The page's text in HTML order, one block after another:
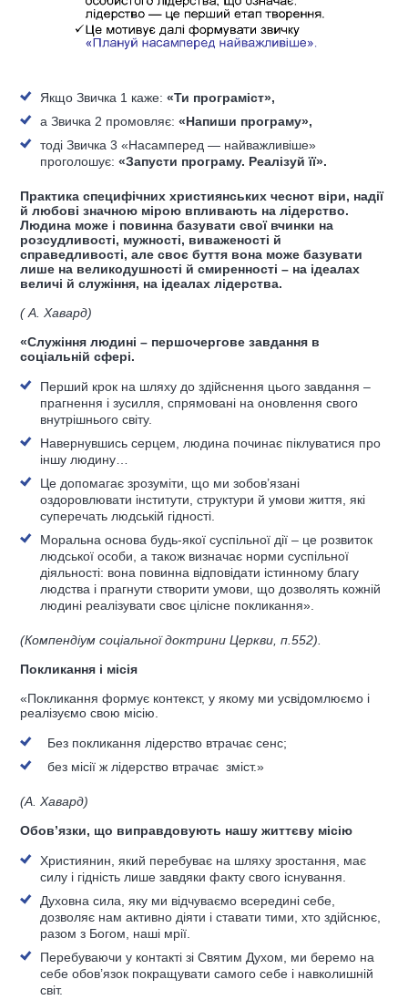
Якщо Звичка 1 каже: «Ти програміст»,
а Звичка 2 промовляє: «Напиши програму»,
тоді Звичка 3 «Насамперед — найважливіше»
проголошує: «Запусти програму. Реалізуй її».
Практика специфічних християнських чеснот віри, надії
й любові значною мірою впливають на лідерство.
Людина може і повинна базувати свої вчинки на
розсудливості, мужності, виваженості й
справедливості, але своє буття вона може базувати
лише на великодушності й смиренності – на ідеалах
величі й служіння, на ідеалах лідерства.
( А. Хавард)
«Служіння людині – першочергове завдання в
соціальній сфері.
Перший крок на шляху до здійснення цього завдання –
прагнення і зусилля, спрямовані на оновлення свого
внутрішнього світу.
Навернувшись серцем, людина починає піклуватися про
іншу людину…
Це допомагає зрозуміти, що ми зобов’язані
оздоровлювати інститути, структури й умови життя, які
суперечать людській гідності.
Моральна основа будь-якої суспільної дії – це розвиток
людської особи, а також визначає норми суспільної
діяльності: вона повинна відповідати істинному благу
людства і прагнути створити умови, що дозволять кожній
людині реалізувати своє цілісне покликання».
(Компендіум соціальної доктрини Церкви, п.552).
Покликання і місія
«Покликання формує контекст, у якому ми усвідомлюємо і
реалізуємо свою місію.
Без покликання лідерство втрачає сенс;
без місії ж лідерство втрачає зміст.»
(А. Хавард)
Обов’язки, що виправдовують нашу життєву місію
Християнин, який перебуває на шляху зростання, має
силу і гідність лише завдяки факту свого існування.
Духовна сила, яку ми відчуваємо всередині себе,
дозволяє нам активно діяти і ставати тими, хто здійснює,
разом з Богом, наші мрії.
Перебуваючи у контакті зі Святим Духом, ми беремо на
себе обов’язок покращувати самого себе і навколишній
світ.